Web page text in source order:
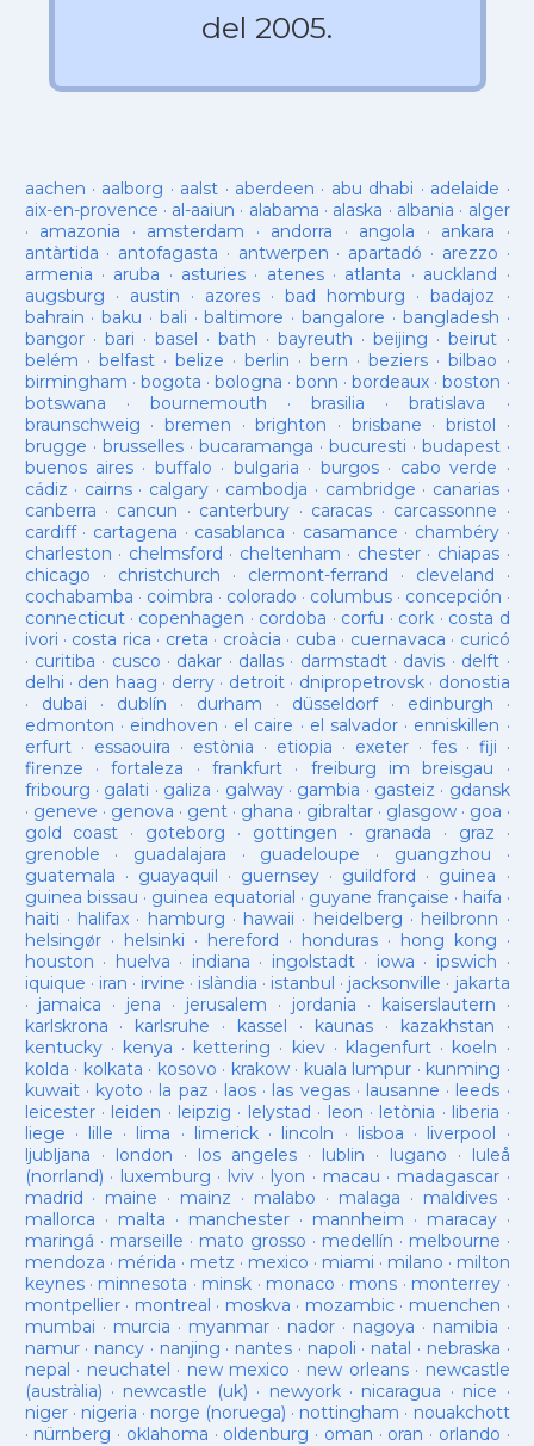
del 2005.
aachen · aalborg · aalst · aberdeen · abu dhabi · adelaide ·
aix-en-provence · al-aaiun · alabama · alaska · albania · alger
· amazonia · amsterdam · andorra · angola · ankara ·
antàrtida · antofagasta · antwerpen · apartadó · arezzo ·
armenia · aruba · asturies· atenes· atlanta · auckland ·
augsburg · austin · azores·bad homburg ·badajoz ·
bahrain ·baku · bali ·baltimore ·bangalore · bangladesh ·
bangor· bari ·basel ·bath · bayreuth ·beijing ·beirut ·
belém · belfast· belize · berlin ·bern ·beziers ·bilbao ·
birmingham · bogota · bologna ·bonn ·bordeaux ·boston ·
botswana · bournemouth ·brasilia ·bratislava ·
braunschweig · bremen ·brighton · brisbane · bristol ·
brugge · brusselles· bucaramanga · bucuresti · budapest·
buenos aires· buffalo · bulgaria · burgos· cabo verde ·
cádiz · cairns· calgary · cambodja · cambridge · canarias·
canberra · cancun · canterbury · caracas · carcassonne ·
cardiff· cartagena · casablanca · casamance · chambéry·
charleston · chelmsford · cheltenham · chester· chiapas ·
chicago · christchurch · clermont-ferrand · cleveland ·
cochabamba · coimbra · colorado · columbus· concepción ·
connecticut· copenhagen · cordoba · corfu · cork · costa d
ivori · costa rica · creta · croàcia · cuba · cuernavaca · curicó
· curitiba · cusco · dakar · dallas · darmstadt· davis · delft ·
delhi · den haag · derry· detroit· dnipropetrovsk· donostia
· dubai · dublín · durham · düsseldorf· edinburgh ·
edmonton · eindhoven · el caire · el salvador · enniskillen ·
erfurt· essaouira · estònia · etiopia · exeter· fes· fiji ·
firenze ·fortaleza · frankfurt· freiburg im breisgau ·
fribourg · galati · galiza · galway· gambia · gasteiz · gdansk
· geneve · genova · gent· ghana · gibraltar· glasgow· goa ·
gold coast · goteborg · gottingen · granada · graz ·
grenoble · guadalajara · guadeloupe · guangzhou ·
guatemala · guayaquil · guernsey· guildford · guinea ·
guinea bissau · guinea equatorial · guyane française · haifa ·
haiti · halifax · hamburg · hawaii · heidelberg · heilbronn ·
helsingør· helsinki · hereford · honduras· hong kong ·
houston · huelva · indiana · ingolstadt· iowa · ipswich ·
iquique · iran · irvine · islàndia · istanbul · jacksonville · jakarta
· jamaica · jena · jerusalem · jordania · kaiserslautern ·
karlskrona · karlsruhe · kassel · kaunas· kazakhstan ·
kentucky· kenya · kettering · kiev· klagenfurt · koeln ·
kolda · kolkata · kosovo · krakow· kuala lumpur · kunming ·
kuwait· kyoto · la paz · laos· las vegas· lausanne · leeds ·
leicester· leiden · leipzig · lelystad · leon · letònia · liberia ·
liege · lille · lima · limerick· lincoln · lisboa · liverpool ·
ljubljana · london · los angeles· lublin · lugano · luleå
(norrland) · luxemburg · lviv · lyon · macau · madagascar·
madrid · maine · mainz · malabo · malaga · maldives·
mallorca · malta · manchester· mannheim · maracay·
maringá · marseille · mato grosso · medellín · melbourne ·
mendoza · mérida · metz · mexico · miami · milano · milton
keynes· minnesota · minsk · monaco · mons · monterrey ·
montpellier· montreal · moskva · mozambic· muenchen ·
mumbai · murcia · myanmar· nador · nagoya · namibia ·
namur· nancy · nanjing · nantes · napoli · natal · nebraska ·
nepal · neuchatel · new mexico · new orleans· newcastle
(austràlia) · newcastle (uk) · newyork· nicaragua · nice ·
niger· nigeria · norge (noruega) · nottingham · nouakchott
· nürnberg · oklahoma · oldenburg · oman · oran · orlando ·